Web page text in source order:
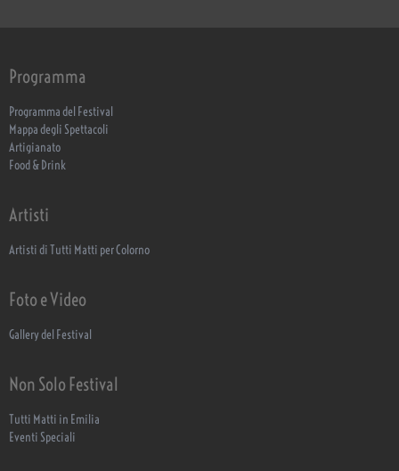
Programma
Programma del Festival
Mappa degli Spettacoli
Artigianato
Food & Drink
Artisti
Artisti di Tutti Matti per Colorno
Foto e Video
Gallery del Festival
Non Solo Festival
Tutti Matti in Emilia
Eventi Speciali